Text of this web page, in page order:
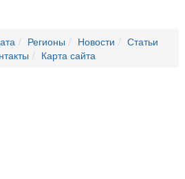
Регионы Новости
Статьи
Карта сайта